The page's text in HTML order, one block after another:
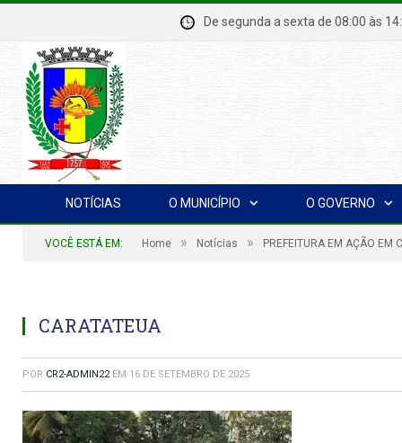
De segunda a sexta de 08:00
NOTÍCIAS O MUNICÍPIO O GOVERNO
VOCÊ ESTÁ EM: Home » Notícias » PREFEITURA EM AÇÃO EM
CARATATEUA
POR CR2-ADMIN22 EM 16 DE SETEMBRO DE 2025